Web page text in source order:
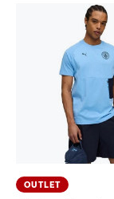
OUTLET